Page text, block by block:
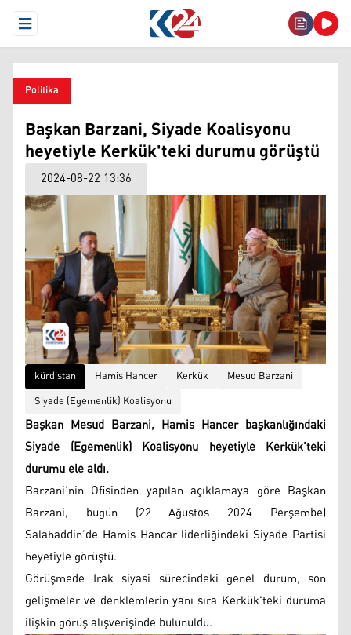
Open Menu
Politika
Başkan Barzani, Siyade Koalisyonu
heyetiyle Kerkük'teki durumu görüştü
2024-08-22 13:36
kürdistan Hamis Hancer Kerkük
Mesud Barzani
Siyade (Egemenlik) Koalisyonu
Başkan Mesud Barzani, Hamis Hancer başkanlığındaki
Siyade (Egemenlik) Koalisyonu heyetiyle Kerkük'teki
durumu ele aldı.
Barzani’nin Ofisinden yapılan açıklamaya göre Başkan
Barzani, bugün (22 Ağustos 2024 Perşembe)
Salahaddin’de Hamis Hancar liderliğindeki Siyade Partisi
heyetiyle görüştü.
Görüşmede Irak siyasi sürecindeki genel durum, son
gelişmeler ve denklemlerin yanı sıra Kerkük'teki duruma
ilişkin görüş alışverişinde bulunuldu.